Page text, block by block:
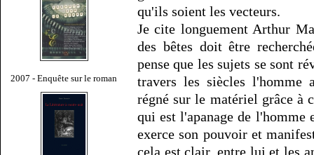
2007 - Enquête sur le roman
qu'ils soient les vecteurs.
Je cite longuement Arthur
des bêtes doit être
pense que les sujets se sont
travers les siècles
régné sur le matériel grâce à
qui est l'apanage de
exerce son pouvoir et
cela est clair, entre lui et les